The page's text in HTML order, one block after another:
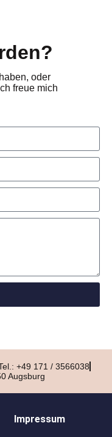
oder
freue mich
+49 171 / 3566038
Augsburg
Impressum